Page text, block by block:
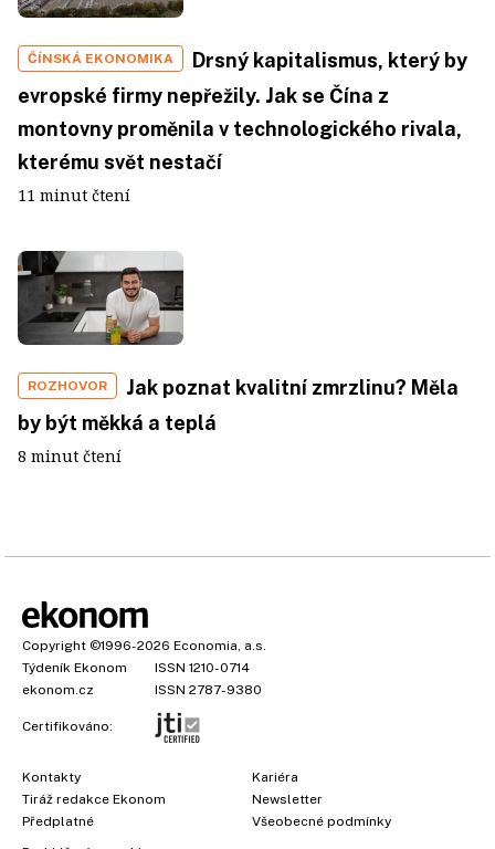
ČÍNSKÁ EKONOMIKA
Drsný kapitalismus, který by
evropské firmy nepřežily. Jak se Čína z
montovny proměnila v technologického rivala,
kterému svět nestačí
11 minut čtení
ROZHOVOR
Jak poznat kvalitní zmrzlinu? Měla
by být měkká a teplá
8 minut čtení
Copyright ©1996-2026 Economia, a.s.
Týdeník Ekonom
ISSN 1210-0714
ekonom.cz
ISSN 2787-9380
Certifikováno:
Kontakty
Tiráž redakce Ekonom
Předplatné
Kariéra
Newsletter
Všeobecné podmínky